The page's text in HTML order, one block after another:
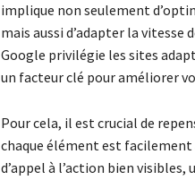
implique non seulement
mais aussi d’adapter la
Google privilégie les sites
un facteur clé pour améliorer
Pour cela, il est crucial de
chaque élément est
d’appel à l’action bien